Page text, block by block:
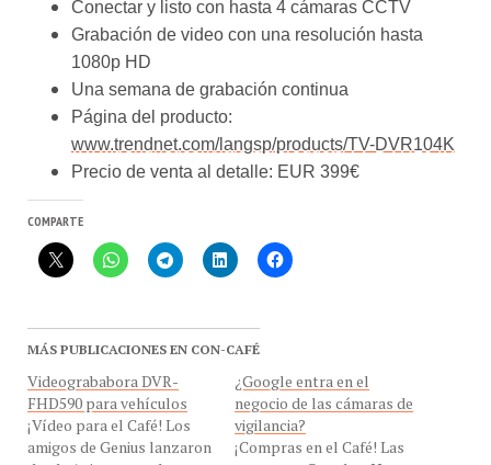
Grabación de video con una resolución hasta
1080p HD
Una semana de grabación continua
Página del producto:
www.trendnet.com/langsp/products/TV-DVR104K
Precio de venta al detalle: EUR 399€
COMPARTE
MÁS PUBLICACIONES EN CON-CAFÉ
Videogrababora DVR-
FHD590 para vehículos
¡Vídeo para el Café! Los
amigos de Genius lanzaron
desde Asia una moderna
¿Google entra en el
negocio de las cámaras de
vigilancia?
¡Compras en el Café! Las
empresas Google y Nest